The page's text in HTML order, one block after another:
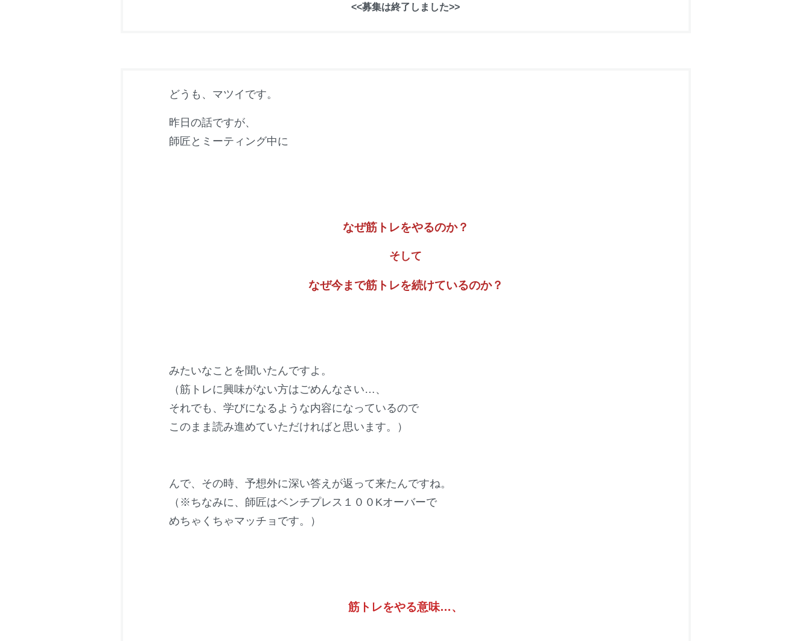
<<募集は終了しました>>
どうも、マツイです。
昨日の話ですが、
師匠とミーティング中に
なぜ筋トレをやるのか？
そして
なぜ今まで筋トレを続けているのか？
みたいなことを聞いたんですよ。
（筋トレに興味がない方はごめんなさい…、
それでも、学びになるような内容になっているので
このまま読み進めていただければと思います。）
んで、その時、予想外に深い答えが返って来たんですね。
（※ちなみに、師匠はベンチプレス１００Kオーバーで
めちゃくちゃマッチョです。）
筋トレをやる意味…、